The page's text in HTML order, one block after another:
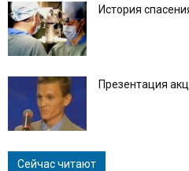
История
Презентация
Сейчас читают